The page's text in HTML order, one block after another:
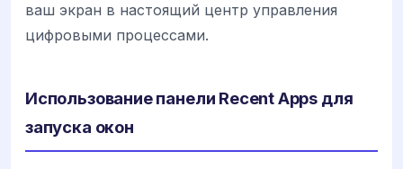
ваш экран в настоящий центр управления
цифровыми процессами.
Использование панели Recent Apps для
запуска окон